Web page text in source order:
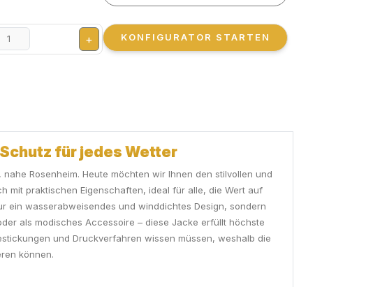
+ KONFIGURATOR STARTEN
Schutz für jedes Wetter
Rosenheim. Heute möchten wir Ihnen den stilvollen und
mit praktischen Eigenschaften, ideal für alle, die Wert auf
ein wasserabweisendes und winddichtes Design, sondern
als modisches Accessoire – diese Jacke erfüllt höchste
und Druckverfahren wissen müssen, weshalb die
können.